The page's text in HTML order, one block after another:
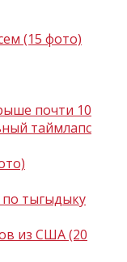
(15 фото)
почти 10
таймлапс
тыгыдыку
из США (20